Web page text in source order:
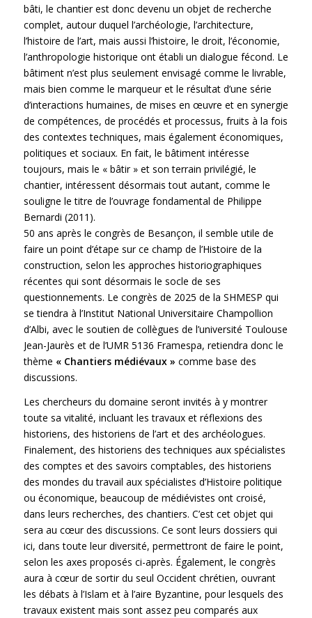
bâti, le chantier est donc devenu un objet de recherche
complet, autour duquel l’archéologie, l’architecture,
l’histoire de l’art, mais aussi l’histoire, le droit, l’économie,
l’anthropologie historique ont établi un dialogue fécond. Le
bâtiment n’est plus seulement envisagé comme le livrable,
mais bien comme le marqueur et le résultat d’une série
d’interactions humaines, de mises en œuvre et en synergie
de compétences, de procédés et processus, fruits à la fois
des contextes techniques, mais également économiques,
politiques et sociaux. En fait, le bâtiment intéresse
toujours, mais le « bâtir » et son terrain privilégié, le
chantier, intéressent désormais tout autant, comme le
souligne le titre de l’ouvrage fondamental de Philippe
Bernardi (2011).
50 ans après le congrès de Besançon, il semble utile de
faire un point d’étape sur ce champ de l’Histoire de la
construction, selon les approches historiographiques
récentes qui sont désormais le socle de ses
questionnements. Le congrès de 2025 de la SHMESP qui
se tiendra à l’Institut National Universitaire Champollion
d’Albi, avec le soutien de collègues de l’université Toulouse
Jean-Jaurès et de l’UMR 5136 Framespa, retiendra donc le
thème « Chantiers médiévaux » comme base des
discussions.
Les chercheurs du domaine seront invités à y montrer
toute sa vitalité, incluant les travaux et réflexions des
historiens, des historiens de l’art et des archéologues.
Finalement, des historiens des techniques aux spécialistes
des comptes et des savoirs comptables, des historiens
des mondes du travail aux spécialistes d’Histoire politique
ou économique, beaucoup de médiévistes ont croisé,
dans leurs recherches, des chantiers. C’est cet objet qui
sera au cœur des discussions. Ce sont leurs dossiers qui
ici, dans toute leur diversité, permettront de faire le point,
selon les axes proposés ci-après. Également, le congrès
aura à cœur de sortir du seul Occident chrétien, ouvrant
les débats à l’Islam et à l’aire Byzantine, pour lesquels des
travaux existent mais sont assez peu comparés aux